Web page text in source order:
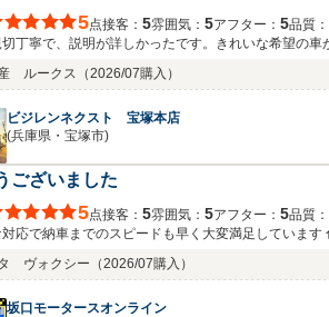
5点接客： 5雰囲気： 5アフター： 5品質：
丁寧で、説明が詳しかったです。きれいな希望の車
ルークス （2026/07購入）
ビジレンネクスト 宝塚本店
(兵庫県・宝塚市)
ございました
5点接客： 5雰囲気： 5アフター： 5品質：
ヴォクシー （2026/07購入）
坂口モータースオンライン